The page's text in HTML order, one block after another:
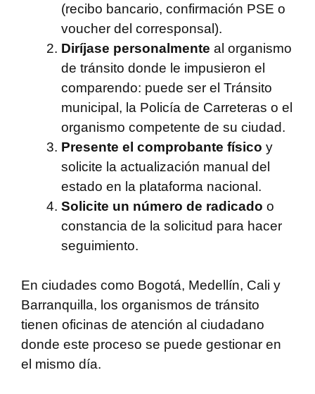
(recibo bancario, confirmación PSE o
voucher del corresponsal).
Diríjase personalmente al organismo
de tránsito donde le impusieron el
comparendo: puede ser el Tránsito
municipal, la Policía de Carreteras o el
organismo competente de su ciudad.
Presente el comprobante físico y
solicite la actualización manual del
estado en la plataforma nacional.
Solicite un número de radicado o
constancia de la solicitud para hacer
seguimiento.
En ciudades como Bogotá, Medellín, Cali y
Barranquilla, los organismos de tránsito
tienen oficinas de atención al ciudadano
donde este proceso se puede gestionar en
el mismo día.